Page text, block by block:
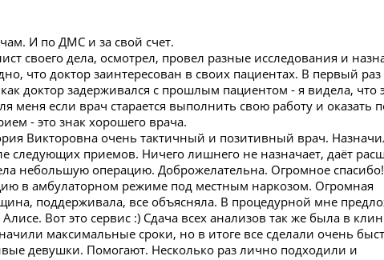
И по ДМС и за свой счет.
своего дела, осмотрел, провел разные исследования и
что доктор заинтересован в своих пациентах. В первый
доктор задерживался с прошлым пациентом - я видела, что
меня если врач старается выполнить свою работу и оказать
- это знак хорошего врача.
Викторовна очень тактичный и позитивный врач.
следующих приемов. Ничего лишнего не назначает, даёт
небольшую операцию. Доброжелательна. Огромное спасибо!
в амбулаторном режиме под местным наркозом. Огромная
поддерживала, все объясняла. В процедурной мне
Вот это сервис :) Сдача всех анализов так же была в
максимальные сроки, но в итоге все сделали очень
девушки. Помогают. Несколько раз лично подходили и